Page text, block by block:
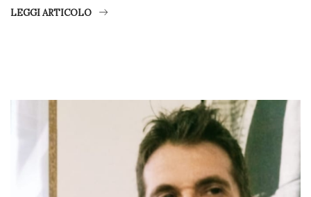
LEGGI ARTICOLO